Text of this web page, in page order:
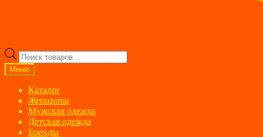
Поиск
товаров
Меню
Каталог
Женщины
Мужская одежда
Детская одежда
Бренды